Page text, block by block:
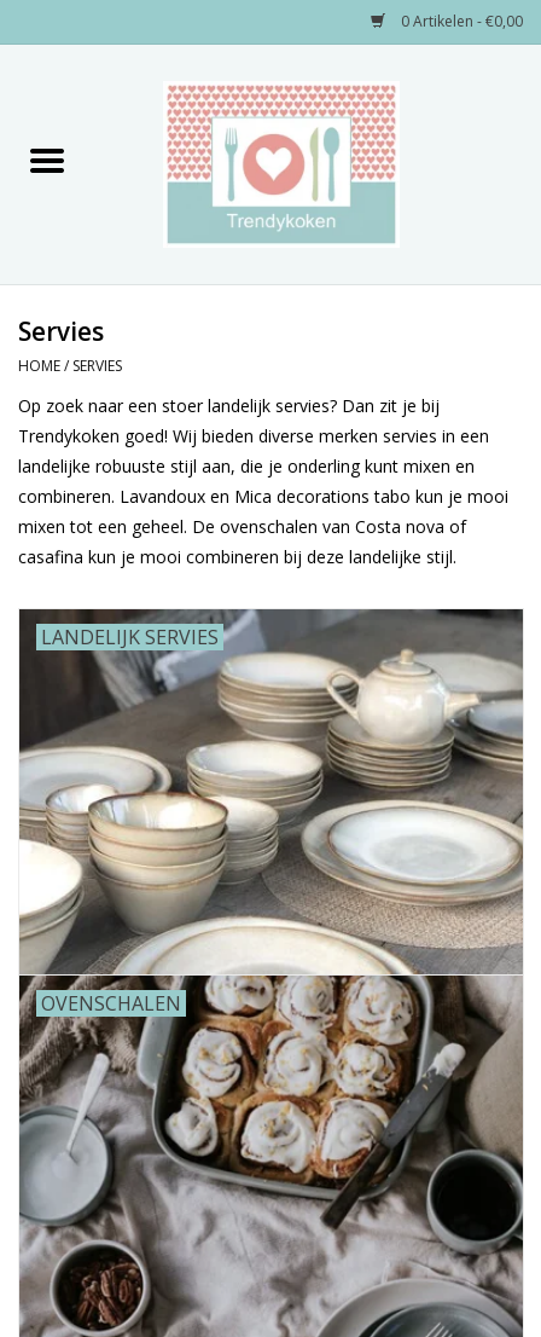
0 Artikelen - €0,00
Decoratie
Textiel
Kids only
Kleuren
Servies
HOME/ SERVIES
Op zoek naar een stoer landelijk servies? Dan zit je bij
Trendykoken goed! Wij bieden diverse merken servies in een
landelijke robuuste stijl aan, die je onderling kunt mixen en
combineren. Lavandoux en Mica decorations tabo kun je mooi
mixen tot een geheel. De ovenschalen van Costa nova of
casafina kun je mooi combineren bij deze landelijke stijl.
LANDELIJK SERVIES
OVENSCHALEN